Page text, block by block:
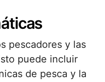
pescadores y las
puede incluir
de pesca y la